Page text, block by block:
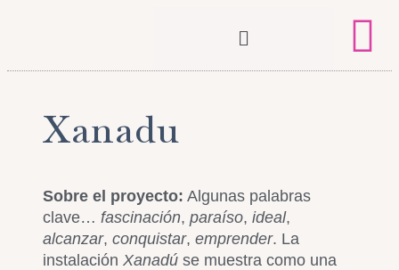
Xanadu
Sobre el proyecto: Algunas palabras
clave… fascinación, paraíso, ideal,
alcanzar, conquistar, emprender. La
instalación Xanadú se muestra como una